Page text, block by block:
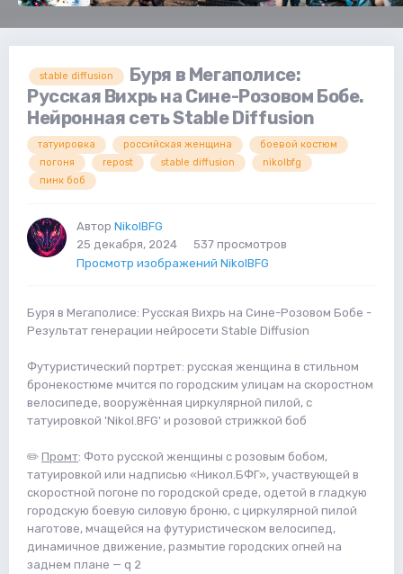
stable diffusion
Буря в Мегаполисе:
Русская Вихрь на Сине-Розовом Бобе.
Нейронная сеть Stable Diffusion
татуировка российская женщина
боевой костюм
погоня
repost stable diffusion
nikolbfg
пинк боб
Автор NikolBFG
25 декабря, 2024
537 просмотров
Просмотр изображений NikolBFG
Буря в Мегаполисе: Русская Вихрь на Сине-Розовом Бобе -
Результат генерации нейросети Stable Diffusion
Футуристический портрет: русская женщина в стильном
бронекостюме мчится по городским улицам на скоростном
велосипеде, вооружённая циркулярной пилой, с
татуировкой 'Nikol.BFG' и розовой стрижкой боб
✏️ Промт: Фото русской женщины с розовым бобом,
татуировкой или надписью «Никол.БФГ», участвующей в
скоростной погоне по городской среде, одетой в гладкую
городскую боевую силовую броню, с циркулярной пилой
наготове, мчащейся на футуристическом велосипед,
динамичное движение, размытие городских огней на
заднем плане — q 2